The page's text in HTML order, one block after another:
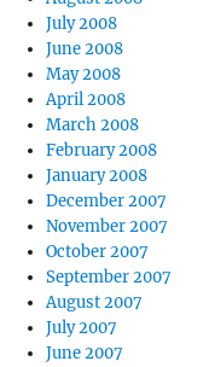
July 2008
June 2008
May 2008
April 2008
March 2008
February 2008
January 2008
December 2007
November 2007
October 2007
September 2007
August 2007
July 2007
June 2007